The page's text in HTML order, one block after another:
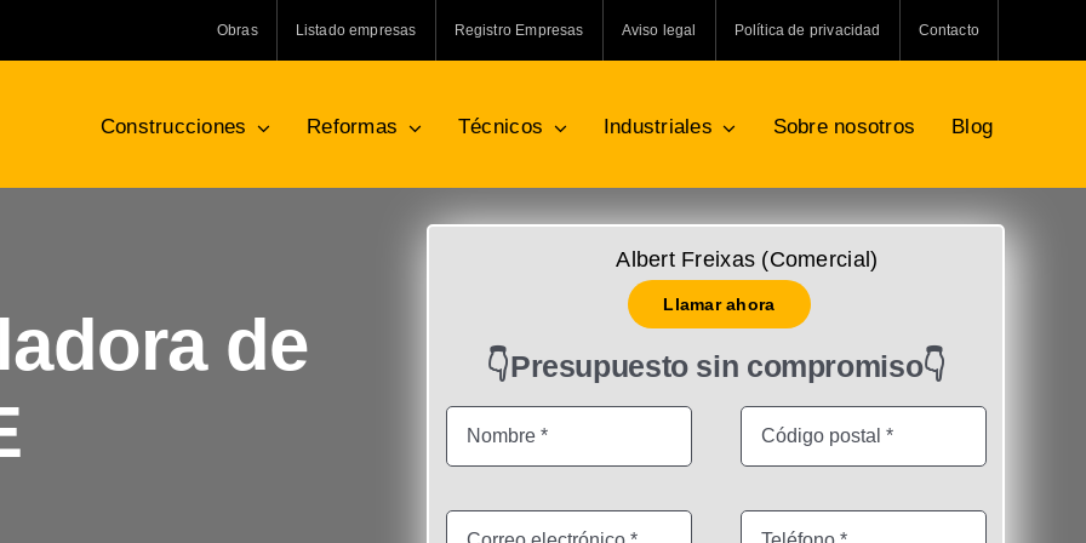
Obras Listado empresas Registro Empresas Aviso legal Política de privacidad Contacto
Construcciones Reformas Técnicos Industriales Sobre nosotros Blog
de
Albert Freixas (Comercial)
Llamar ahora
👇Presupuesto sin compromiso👇